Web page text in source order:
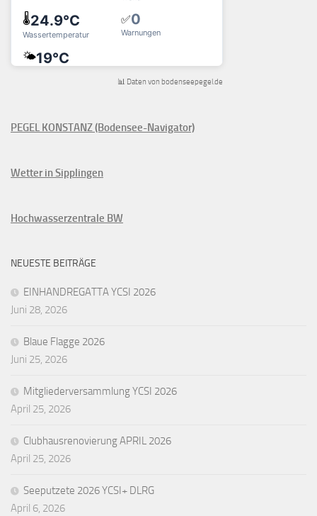
📊 Daten von bodenseepegel.de
PEGEL KONSTANZ (Bodensee-Navigator)
Wetter in Sipplingen
Hochwasserzentrale BW
NEUESTE BEITRÄGE
EINHANDREGATTA YCSI 2026
Juni 28, 2026
Blaue Flagge 2026
Juni 25, 2026
Mitgliederversammlung YCSI 2026
April 25, 2026
Clubhausrenovierung APRIL 2026
April 25, 2026
Seeputzete 2026 YCSI+ DLRG
April 6, 2026